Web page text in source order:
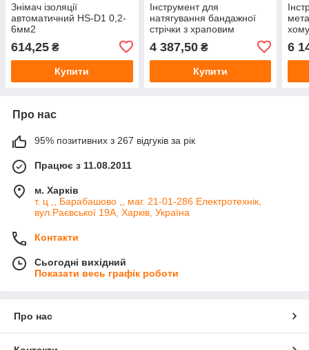
Знімач ізоляції
автоматичний HS-D1 0,2-
6мм2
614,25 ₴
Купити
Інструмент для
натягування бандажної
стрічки з храповим
4 387,50₴
Купити
6
Про нас
95% позитивних з 267 відгуків за рік
Працює з 11.08.2011
м. Харків
т. ц ,, Барабашово ,, маг. 21-01-286 Електротехнік,
вул.Раєвської 19А, Харків, Україна
Контакти
Сьогодні вихідний
Показати весь графік роботи
Про нас